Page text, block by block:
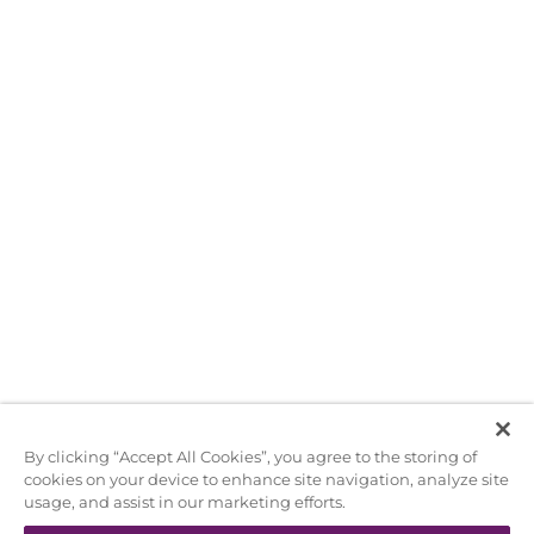
By clicking “Accept All Cookies”, you agree to the storing of
cookies on your device to enhance site navigation, analyze site
usage, and assist in our marketing efforts.